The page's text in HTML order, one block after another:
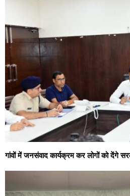
गांवों में जनसंवाद कार्यक्रम कर लोगों को देंगे